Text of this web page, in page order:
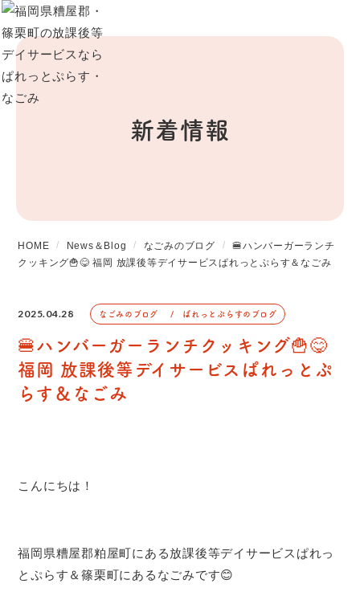
新着情報
HOME News＆Blog なごみのブログ
🍔ハンバーガーランチ
クッキング🍟😋 福岡 放課後等デイサービスぱれっとぷらす＆なごみ
2025.04.28 なごみのブログ ぱれっとぷらすのブログ
🍔ハンバーガーランチクッキング🍟😋
福岡 放課後等デイサービスぱれっとぷ
らす＆なごみ
こんにちは！
福岡県糟屋郡粕屋町にある放課後等デイサービスぱれっ
とぷらす＆篠栗町にあるなごみです😊